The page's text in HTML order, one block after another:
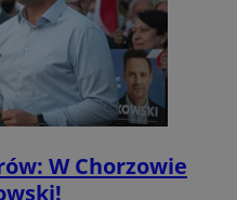
W Chorzowie